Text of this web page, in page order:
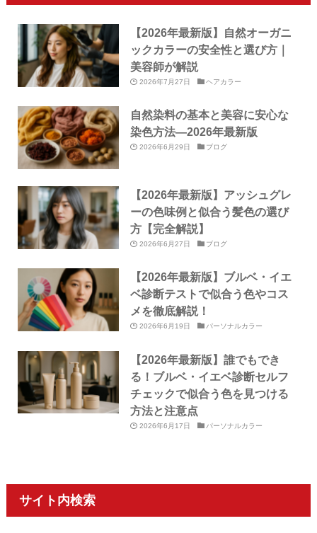
【2026年最新版】自然オーガニ
ックカラーの安全性と選び方｜
美容師が解説
2026年7月27日 ヘアカラー
自然染料の基本と美容に安心な
染色方法—2026年最新版
2026年6月29日 ブログ
【2026年最新版】アッシュグレ
ーの色味例と似合う髪色の選び
方【完全解説】
2026年6月27日 ブログ
【2026年最新版】ブルベ・イエ
ベ診断テストで似合う色やコス
メを徹底解説！
2026年6月19日 パーソナルカラー
【2026年最新版】誰でもでき
る！ブルベ・イエベ診断セルフ
チェックで似合う色を見つける
方法と注意点
2026年6月17日 パーソナルカラー
サイト内検索